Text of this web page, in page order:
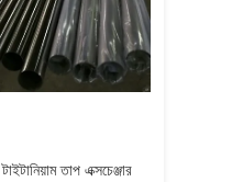
তাপ এক্সচেঞ্জার